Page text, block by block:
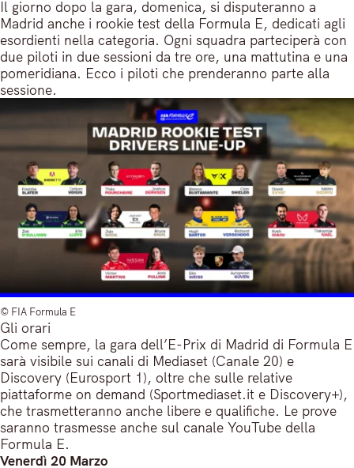
Il giorno dopo la gara, domenica, si disputeranno a
Madrid anche i rookie test della Formula E, dedicati agli
esordienti nella categoria. Ogni squadra parteciperà con
due piloti in due sessioni da tre ore, una mattutina e una
pomeridiana. Ecco i piloti che prenderanno parte alla
sessione.
© FIA Formula E
Gli orari
Come sempre, la gara dell’E-Prix di Madrid di Formula E
sarà visibile sui canali di Mediaset (Canale 20) e
Discovery (Eurosport 1), oltre che sulle relative
piattaforme on demand (Sportmediaset.it e Discovery+),
che trasmetteranno anche libere e qualifiche. Le prove
saranno trasmesse anche sul canale YouTube della
Formula E.
Venerdì 20 Marzo